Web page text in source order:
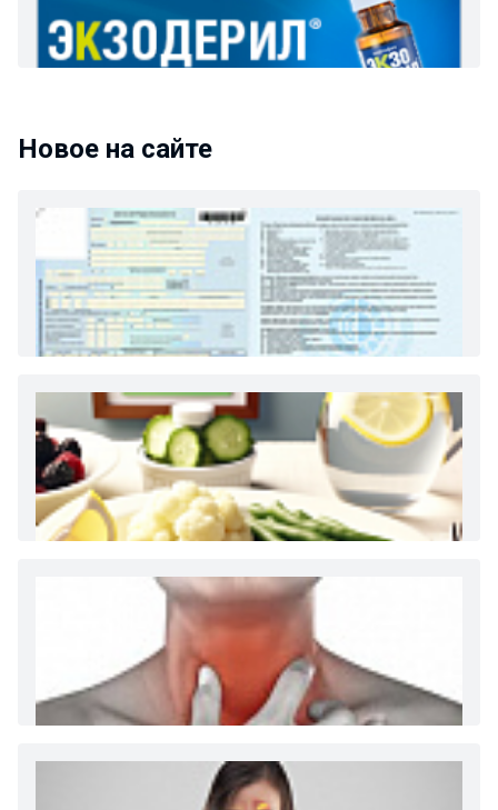
Новое на сайте
Как и сколько денег можно получить по
Диета 7 стол при заболеваниях почек (острый и